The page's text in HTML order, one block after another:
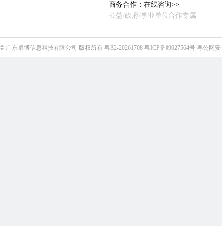
商务合作： 在线咨询>>
公益/政府/事业单位合作专属
© 广东卓博信息科技有限公司 版权所有 粤B2-20261708 粤ICP备09027564号 粤公网安